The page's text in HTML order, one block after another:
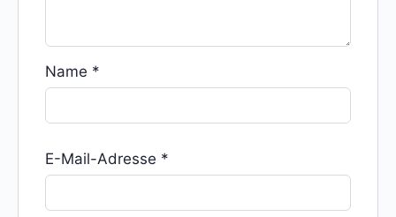
Name *
E-Mail-Adresse *